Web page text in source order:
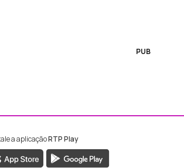
PUB
Madeira
Madeira
a aplicaçãoRTP Play